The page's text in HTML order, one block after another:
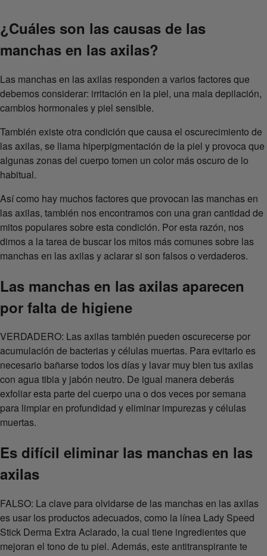
¿Cuáles son las causas de las
manchas en las axilas?
Las manchas en las axilas responden a varios factores que
debemos considerar: irritación en la piel, una mala depilación,
cambios hormonales y piel sensible.
También existe otra condición que causa el oscurecimiento de
las axilas, se llama hiperpigmentación de la piel y provoca que
algunas zonas del cuerpo tomen un color más oscuro de lo
habitual.
Así como hay muchos factores que provocan las manchas en
las axilas, también nos encontramos con una gran cantidad de
mitos populares sobre esta condición. Por esta razón, nos
dimos a la tarea de buscar los mitos más comunes sobre las
manchas en las axilas y aclarar si son falsos o verdaderos.
Las manchas en las axilas aparecen
por falta de higiene
VERDADERO: Las axilas también pueden oscurecerse por
acumulación de bacterias y células muertas. Para evitarlo es
necesario bañarse todos los días y lavar muy bien tus axilas
con agua tibia y jabón neutro. De igual manera deberás
exfoliar esta parte del cuerpo una o dos veces por semana
para limpiar en profundidad y eliminar impurezas y células
muertas.
Es difícil eliminar las manchas en las
axilas
FALSO: La clave para olvidarse de las manchas en las axilas
es usar los productos adecuados, como la línea Lady Speed
Stick Derma Extra Aclarado, la cual tiene ingredientes que
mejoran el tono de tu piel. Además, este antitranspirante te